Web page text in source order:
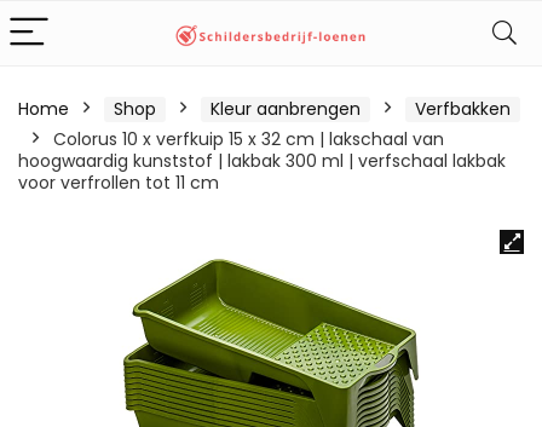
Home Shop Kleur aanbrengen
Verfbakken
Colorus 10 x verfkuip 15 x 32 cm | lakschaal van
hoogwaardig kunststof | lakbak 300 ml | verfschaal lakbak
voor verfrollen tot 11 cm